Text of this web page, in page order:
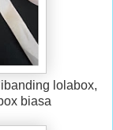
lolabox,
biasa